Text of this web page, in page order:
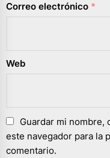
Correo electrónico *
Web
Guardar mi
este navegador para la
comentario.